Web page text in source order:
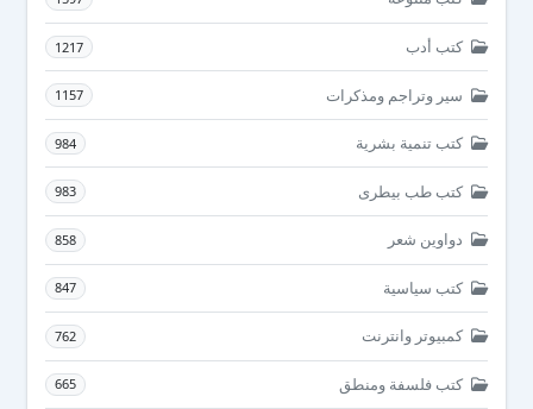
كتب أدب 1217
سير وتراجم ومذكرات 1157
كتب تنمية بشرية 984
كتب طب بيطرى 983
دواوين شعر 858
كتب سياسية 847
كمبيوتر وانترنت 762
كتب فلسفة ومنطق 665